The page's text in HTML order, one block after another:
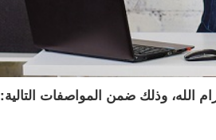
الله، وذلك ضمن المواصفات التالية: